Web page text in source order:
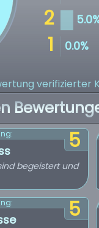
verifizierter
5
begeistert und
5